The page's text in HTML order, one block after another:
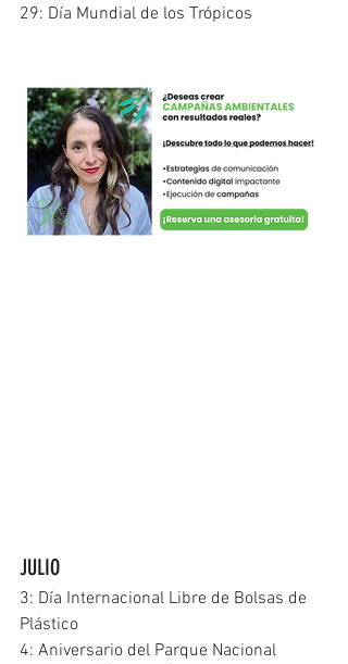
29: Día Mundial de los Trópicos
JULIO
3: Día Internacional Libre de Bolsas de
Plástico
4: Aniversario del Parque Nacional